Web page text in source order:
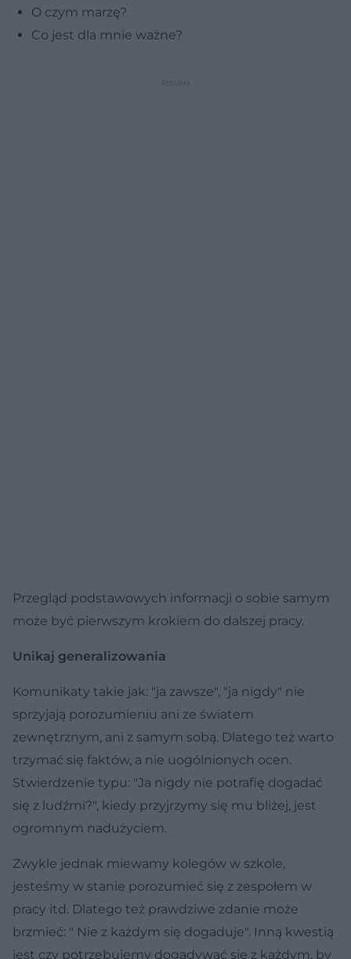
O czym marzę?
Co jest dla mnie ważne?
Przegląd podstawowych informacji o sobie samym
może być pierwszym krokiem do dalszej pracy.
Unikaj generalizowania
Komunikaty takie jak: "ja zawsze", "ja nigdy" nie
sprzyjają porozumieniu ani ze światem
zewnętrznym, ani z samym sobą. Dlatego też warto
trzymać się faktów, a nie uogólnionych ocen.
Stwierdzenie typu: "Ja nigdy nie potrafię dogadać
się z ludźmi?", kiedy przyjrzymy się mu bliżej, jest
ogromnym nadużyciem.
Zwykle jednak miewamy kolegów w szkole,
jesteśmy w stanie porozumieć się z zespołem w
pracy itd. Dlatego też prawdziwe zdanie może
brzmieć: " Nie z każdym się dogaduje". Inną kwestią
jest czy potrzebujemy dogadywać się z każdym, by